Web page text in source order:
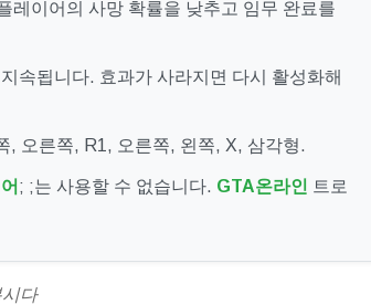
레이어의 사망 확률을 낮추고 임무 완료를
속됩니다. 효과가 사라지면 다시 활성화해
, 오른쪽, R1, 오른쪽, 왼쪽, X, 삼각형.
; ;는 사용할 수 없습니다. GTA온라인 트로
다